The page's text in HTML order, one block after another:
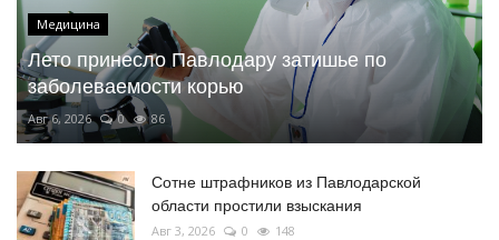
Медицина
Лето принесло Павлодару затишье по
заболеваемости корью
Авг 6, 2026 0 86
Сотне штрафников из Павлодарской
области простили взыскания
Авг 3, 2026 0 148